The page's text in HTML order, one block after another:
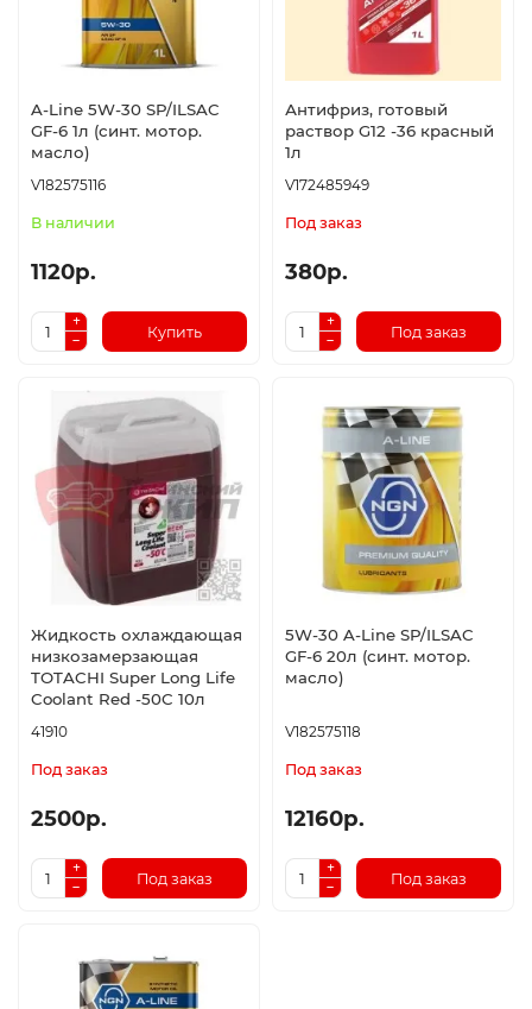
A-Line 5W-30 SP/ILSAC
GF-6 1л (синт. мотор.
масло)
V182575116
В наличии
1120р.
Купить
Антифриз, готовый
раствор G12 -36 красный
1л
V172485949
Под заказ
380р.
Под заказ
Жидкость охлаждающая
низкозамерзающая
TOTACHI Super Long Life
Coolant Red -50C 10л
41910
Под заказ
2500р.
Под заказ
5W-30 A-Line SP/ILSAC
GF-6 20л (синт. мотор.
масло)
V182575118
Под заказ
12160р.
Под заказ